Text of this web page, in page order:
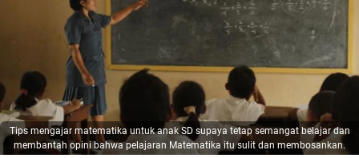
Tips mengajar matematika untuk anak SD supaya tetap semangat belajar dan
membantah opini bahwa pelajaran Matematika itu sulit dan membosankan.